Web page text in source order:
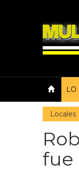
LO
Locales
fue